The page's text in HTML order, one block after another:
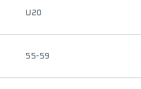
U20
55-59